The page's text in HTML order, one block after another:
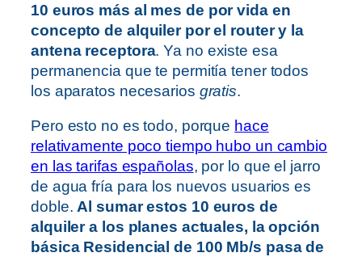
10 euros más al mes de por vida en
concepto de alquiler por el router y la
antena receptora. Ya no existe esa
permanencia que te permitía tener todos
los aparatos necesarios gratis.
Pero esto no es todo, porque hace
relativamente poco tiempo hubo un cambio
en las tarifas españolas, por lo que el jarro
de agua fría para los nuevos usuarios es
doble.Al sumar estos 10 euros de
alquiler a los planes actuales, la opción
básica Residencial de 100 Mb/s pasa de